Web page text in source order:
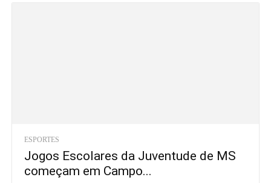
ESPORTES
Jogos Escolares da Juventude de MS
começam em Campo...